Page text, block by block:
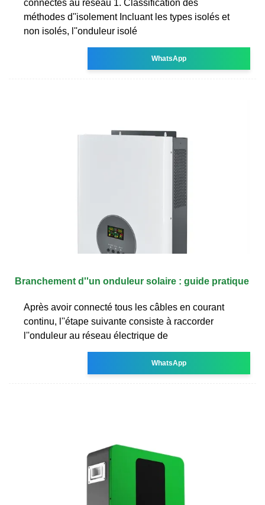
connectés au réseau 1. Classification des
méthodes d''isolement Incluant les types isolés et
non isolés, l''onduleur isolé
WhatsApp
Branchement d''un onduleur solaire : guide pratique
Après avoir connecté tous les câbles en courant
continu, l''étape suivante consiste à raccorder
l''onduleur au réseau électrique de
WhatsApp